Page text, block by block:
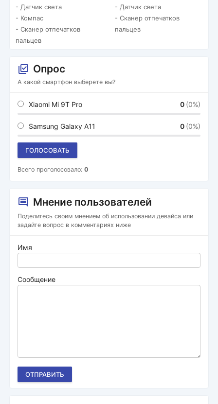
- Датчик света
- Компас
- Сканер отпечатков
пальцев
- Датчик света
- Сканер отпечатков
пальцев
Опрос
А какой смартфон выберете вы?
Xiaomi Mi 9T Pro 0 (0%)
Samsung Galaxy A11 0 (0%)
ГОЛОСОВАТЬ
Всего проголосовало: 0
Мнение пользователей
Поделитесь своим мнением об использовании девайса или
задайте вопрос в комментариях ниже
Имя
Сообщение
ОТПРАВИТЬ